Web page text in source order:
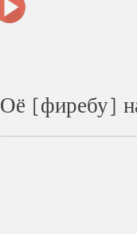
Оё [фиребу]